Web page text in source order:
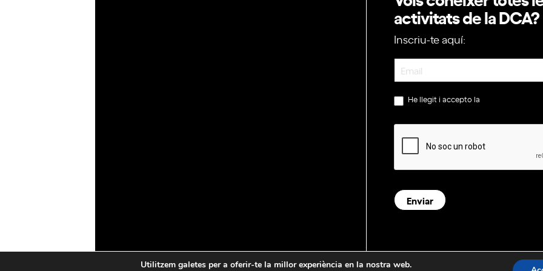
activitats de la DCA?
Inscriu-te aquí:
Newsletter
He llegit i accepto la
Enviar
Utilitzem galetes per a oferir-te la millor experiència en la nostra web.